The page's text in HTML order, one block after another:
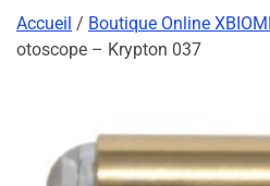
Accueil / Boutique Online
otoscope – Krypton 037